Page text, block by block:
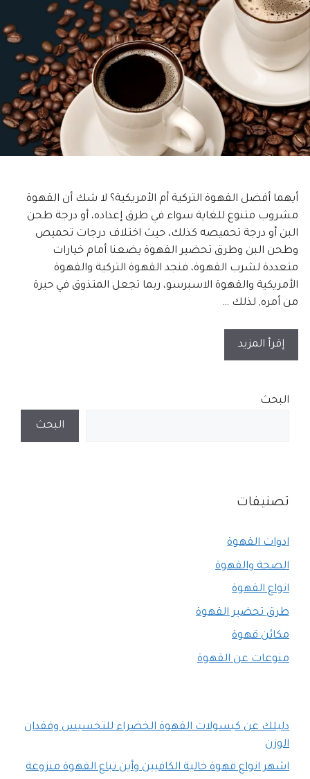
أيهما أفضل القهوة التركية أم الأمريكية؟ لا شك أن القهوة
مشروب متنوع للغاية سواء في طرق إعداده، أو درجة طحن
البن أو درجة تحميصه كذلك، حيث اختلاف درجات تحميص
وطحن البن وطرق تحضير القهوة يضعنا أمام خيارات
متعددة لشرب القهوة، فنجد القهوة التركية والقهوة
الأمريكية والقهوة الاسبرسو، ربما تجعل المتذوق في حيرة
من أمره, لذلك …
إقرأ المزيد
البحث
البحث
تصنيفات
ادوات القهوة
الصحة والقهوة
انواع القهوة
طرق تحضير القهوة
مكائن قهوة
منوعات عن القهوة
دليلك عن كبسولات القهوة الخضراء للتخسيس وفقدان
الوزن
اشهر انواع قهوة خالية الكافيين وأين تباع القهوة منزوعة